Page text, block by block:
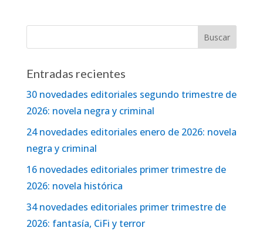
Entradas recientes
30 novedades editoriales segundo trimestre de
2026: novela negra y criminal
24 novedades editoriales enero de 2026: novela
negra y criminal
16 novedades editoriales primer trimestre de
2026: novela histórica
34 novedades editoriales primer trimestre de
2026: fantasía, CiFi y terror